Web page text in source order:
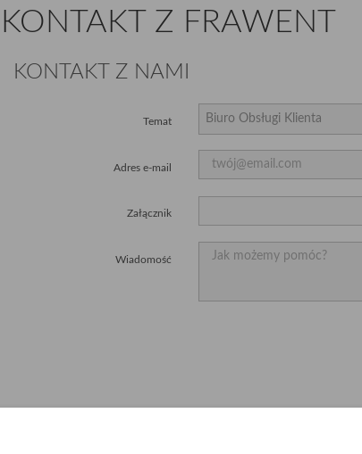
KONTAKT Z FRAWENT
KONTAKT Z NAMI
Temat
Adres e-mail
Załącznik
Wiadomość